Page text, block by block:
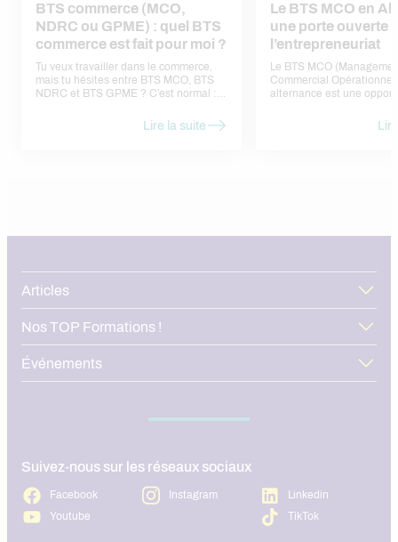
BTS commerce (MCO,
NDRC ou GPME) : quel BTS
commerce est fait pour moi ?
Tu veux travailler dans le commerce,
mais tu hésites entre BTS MCO, BTS
NDRC et BTS GPME ? C’est normal :
elles ne mènent pas exactement aux
mêmes missions, ni aux mêmes
Lire la suite
Le BTS MCO en
une porte ouverte
l’entrepreneuriat
Le BTS MCO
Commercial
alternance est une
alternants désireux de se
carrière solide dans le
Articles
Nos TOP Formations !
Événements
Suivez-nous sur les réseaux sociaux
Facebook Instagram
Linkedin
Youtube
TikTok